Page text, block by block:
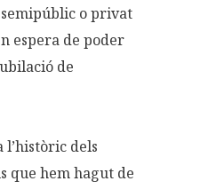
o privat
espera de poder
de
l’històric dels
que hem hagut de